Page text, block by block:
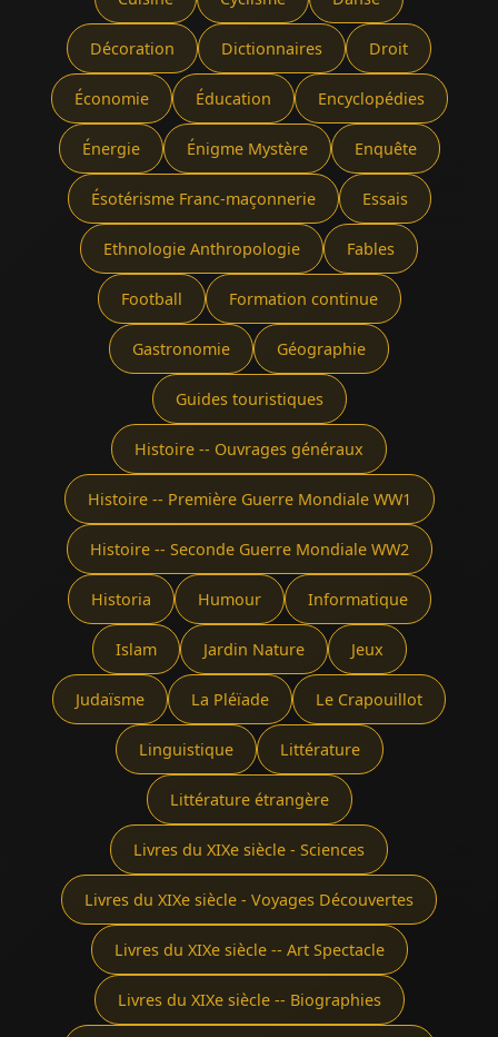
Décoration Dictionnaires Droit
Économie Éducation Encyclopédies
Énergie Énigme Mystère Enquête
Ésotérisme Franc-maçonnerie Essais
Ethnologie Anthropologie Fables
Football Formation continue
Gastronomie Géographie
Guides touristiques
Histoire -- Ouvrages généraux
Histoire -- Première Guerre Mondiale WW1
Histoire -- Seconde Guerre Mondiale WW2
Historia Humour Informatique
Islam Jardin Nature Jeux
Judaïsme La Pléïade Le Crapouillot
Linguistique Littérature
Littérature étrangère
Livres du XIXe siècle - Sciences
Livres du XIXe siècle - Voyages Découvertes
Livres du XIXe siècle -- Art Spectacle
Livres du XIXe siècle -- Biographies